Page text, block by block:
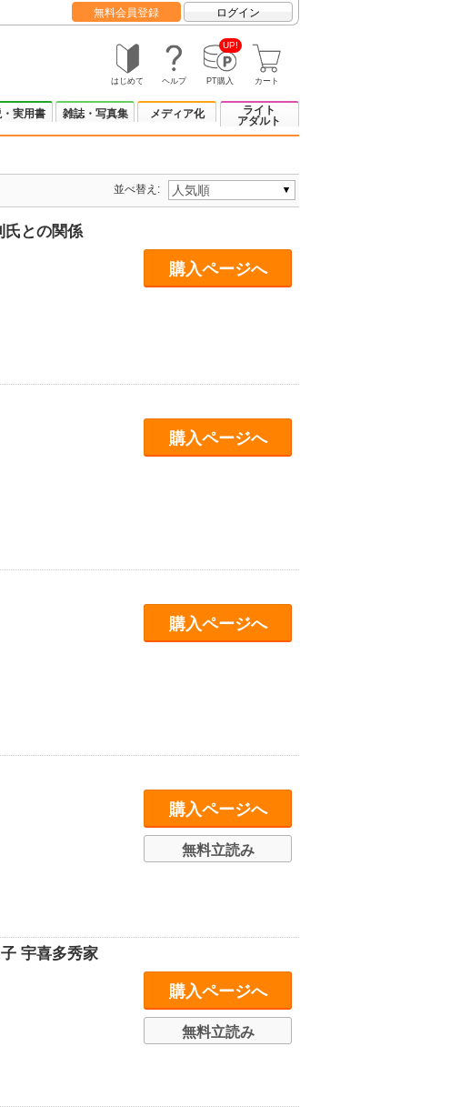
無料会員登録 ログイン
はじめて ヘルプ
UP!
PT購入 カート
実用書 雑誌・写真集 メディア化
ライト
アダルト
並べ替え:
氏との関係
購入ページへ
購入ページへ
購入ページへ
購入ページへ
無料立読み
宇喜多秀家
購入ページへ
無料立読み